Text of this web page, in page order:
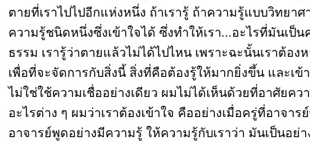
ตายที่เราไปไปอีกแห่งหนึ่ง ถ้าเรารู้ ถ้าความรู้แบบวิทยาศ
ความรู้ชนิดหนึ่งซึ่งเข้าใจได้ ซึ่งทำให้เรา...อะไรที่มันเป็
ธรรม เรารู้ว่าตายแล้วไม่ได้ไปไหน เพราะฉะนั้นเราต้อง
เพื่อที่จะจัดการกับสิ่งนี้ สิ่งที่คือต้องรู้ให้มากยิ่งขึ้น และเข้
ไม่ใช่ใช้ความเชื่ออย่างเดียว ผมไม่ได้เห็นด้วยที่อาศัยคว
อะไรต่าง ๆ ผมว่าเราต้องเข้าใจ คืออย่างเมื่อครู่ที่อาจาร
อาจารย์พูดอย่างมีความรู้ ให้ความรู้กับเราว่า มันเป็นอย่า